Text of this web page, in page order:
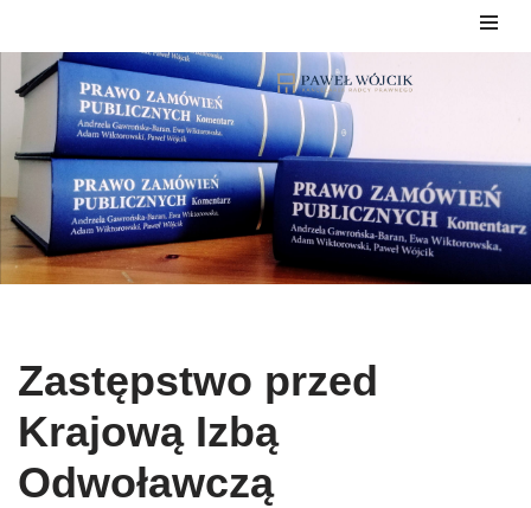
Przejdź
do
treści
Zastępstwo przed
Krajową Izbą
Odwoławczą